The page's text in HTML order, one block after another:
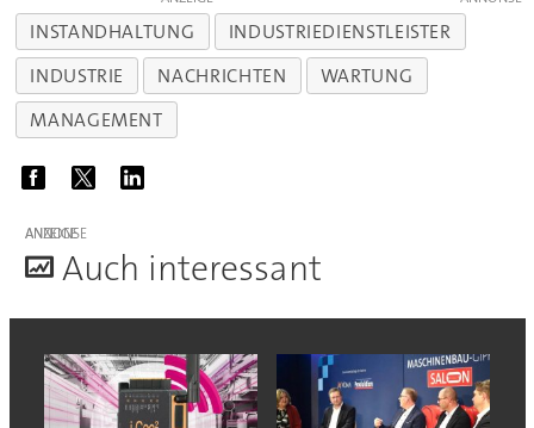
INSTANDHALTUNG
INDUSTRIEDIENSTLEISTER
INDUSTRIE
NACHRICHTEN
WARTUNG
MANAGEMENT
ANZEIGE
Auch interessant